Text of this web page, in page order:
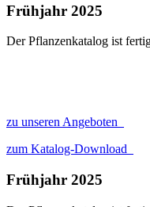
Frühjahr 2025
Der Pflanzenkatalog ist
zu unseren Angeboten
zum Katalog-Download
Frühjahr 2025